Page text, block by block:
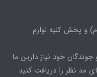
و پخش کلیه لوازم
خود نیاز دارین ما
مد نظر را دریافت کنید